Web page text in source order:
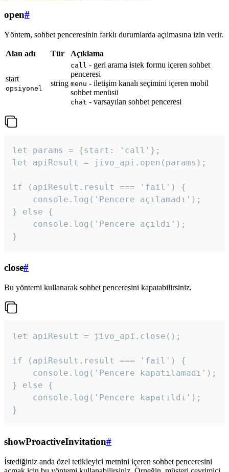
open#
Yöntem, sohbet penceresinin farklı durumlarda açılmasına izin verir.
Alan adı Tür Açıklama
start
opsiyonel
string
call - geri arama istek formu içeren sohbet
penceresi
menu - iletişim kanalı seçimini içeren mobil
sohbet menüsü
chat - varsayılan sohbet penceresi
let params = {start: 'call'};
let apiResult = jivo_api.open(params);
if (apiResult.result === 'fail') {
    console.log('Pencere açılamadı');
} else {
    console.log('Pencere açıldı');
}
close#
Bu yöntemi kullanarak sohbet penceresini kapatabilirsiniz.
let apiResult = jivo_api.close();
if (apiResult.result === 'fail') {
    console.log('Pencere kapatılamadı');
} else {
    console.log('Pencere kapatıldı');
}
showProactiveInvitation#
İstediğiniz anda özel tetikleyici metnini içeren sohbet penceresini